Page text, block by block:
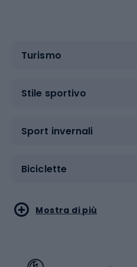
Turismo
Stile sportivo
Sport invernali
Biciclette
Sport acquatici
Sport di arti marziali
Mostra di più